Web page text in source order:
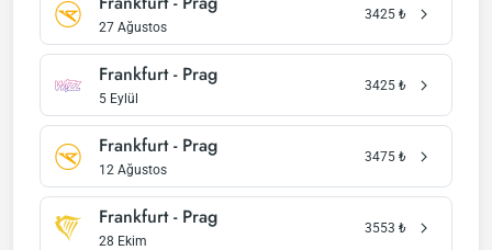
27 Ağustos
3425 ₺
Frankfurt - Prag
5 Eylül
3425 ₺
Frankfurt - Prag
12 Ağustos
3475 ₺
Frankfurt - Prag
28 Ekim
3553 ₺